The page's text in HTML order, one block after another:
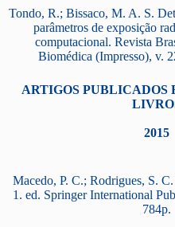
Tondo, R.; Bissaco, M. A. S.
parâmetros de exposição
computacional. Revista
Biomédica (Impresso), v.
ARTIGOS PUBLICADOS
2015
Macedo, P. C.; Rodrigues, S.
1. ed. Springer International
784p.